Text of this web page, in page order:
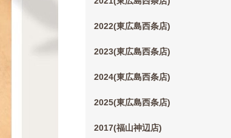
2022(東広島西条店)
2023(東広島西条店)
2024(東広島西条店)
2025(東広島西条店)
2017(福山神辺店)